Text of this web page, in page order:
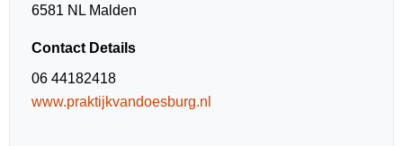
6581 NL Malden
Contact Details
06 44182418
www.praktijkvandoesburg.nl